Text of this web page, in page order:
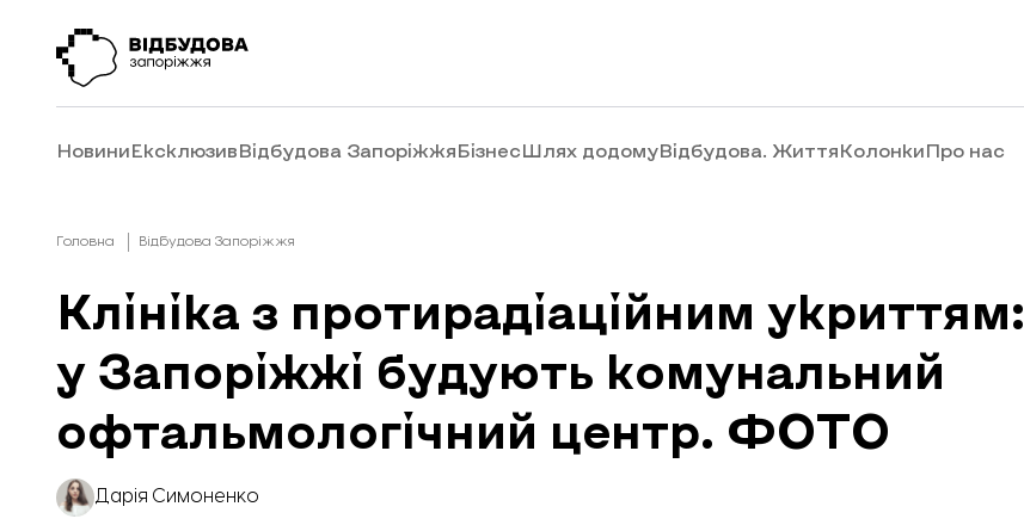
НовиниЕксклюзивВідбудова ЗапоріжжяБізнесШлях додомуВідбудова. ЖиттяКолонкиПро нас
Головна Відбудова Запоріжжя
Клініка з протирадіаційним укриттям:
у Запоріжжі будують комунальний
офтальмологічний центр. ФОТО
Дарія Симоненко